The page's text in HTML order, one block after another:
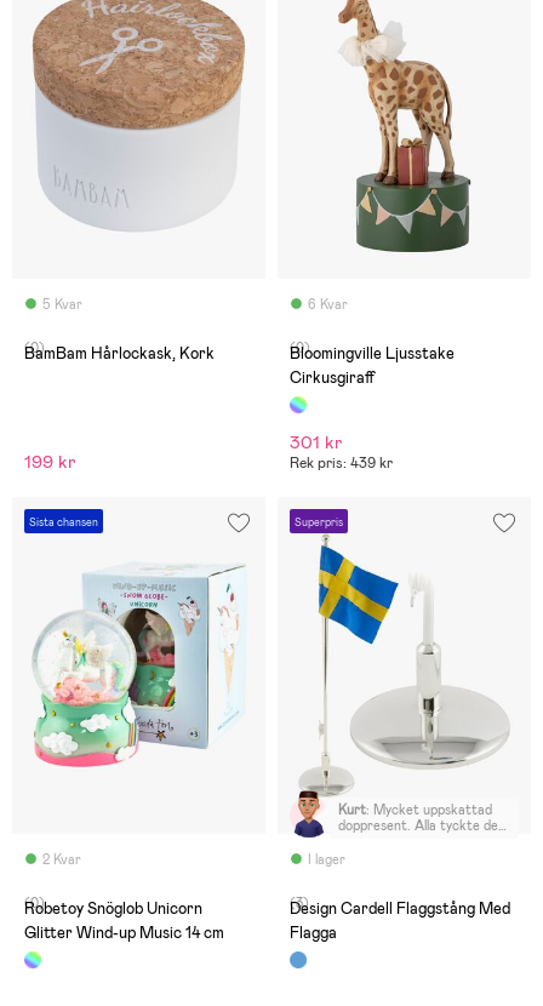
5 Kvar
(0)
BamBam Hårlockask, Kork
199 kr
6 Kvar
(0)
Bloomingville Ljusstake
Cirkusgiraff
301 kr
Rek pris: 439 kr
Sista chansen
2 Kvar
(0)
Robetoy Snöglob Unicorn
Glitter Wind-up Music 14 cm
Superpris
I lager
Kurt: Mycket uppskattad
doppresent. Alla tyckte den
barnet vid alla födelsedagar.
(3)
Design Cardell Flaggstång Med
Flagga